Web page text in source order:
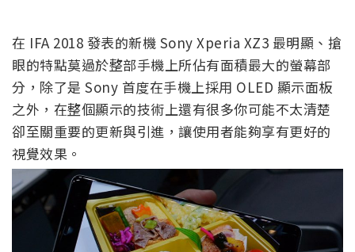
在 IFA 2018 發表的新機 Sony Xperia XZ3 最明顯、搶
眼的特點莫過於整部手機上所佔有面積最大的螢幕部
分，除了是 Sony 首度在手機上採用 OLED 顯示面板
之外，在整個顯示的技術上還有很多你可能不太清楚
卻至關重要的更新與引進，讓使用者能夠享有更好的
視覺效果。